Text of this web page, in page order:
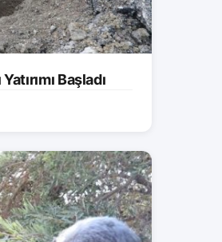
Başladı